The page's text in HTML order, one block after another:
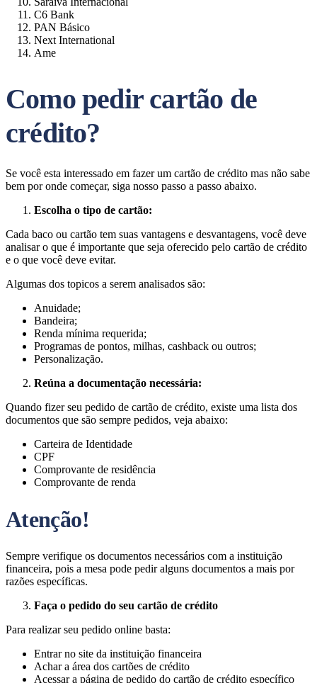
C6 Bank
PAN Básico
Next International
Ame
Como pedir cartão de
crédito?
Se você esta interessado em fazer um cartão de crédito mas não sabe
bem por onde começar, siga nosso passo a passo abaixo.
Escolha o tipo de cartão:
Cada baco ou cartão tem suas vantagens e desvantagens, você deve
analisar o que é importante que seja oferecido pelo cartão de crédito
e o que você deve evitar.
Algumas dos topicos a serem analisados são:
Anuidade;
Bandeira;
Renda mínima requerida;
Programas de pontos, milhas, cashback ou outros;
Personalização.
Reúna a documentação necessária:
Quando fizer seu pedido de cartão de crédito, existe uma lista dos
documentos que são sempre pedidos, veja abaixo:
Carteira de Identidade
CPF
Comprovante de residência
Comprovante de renda
Atenção!
Sempre verifique os documentos necessários com a instituição
financeira, pois a mesa pode pedir alguns documentos a mais por
razões específicas.
Faça o pedido do seu cartão de crédito
Para realizar seu pedido online basta:
Entrar no site da instituição financeira
Achar a área dos cartões de crédito
Acessar a página de pedido do cartão de crédito específico